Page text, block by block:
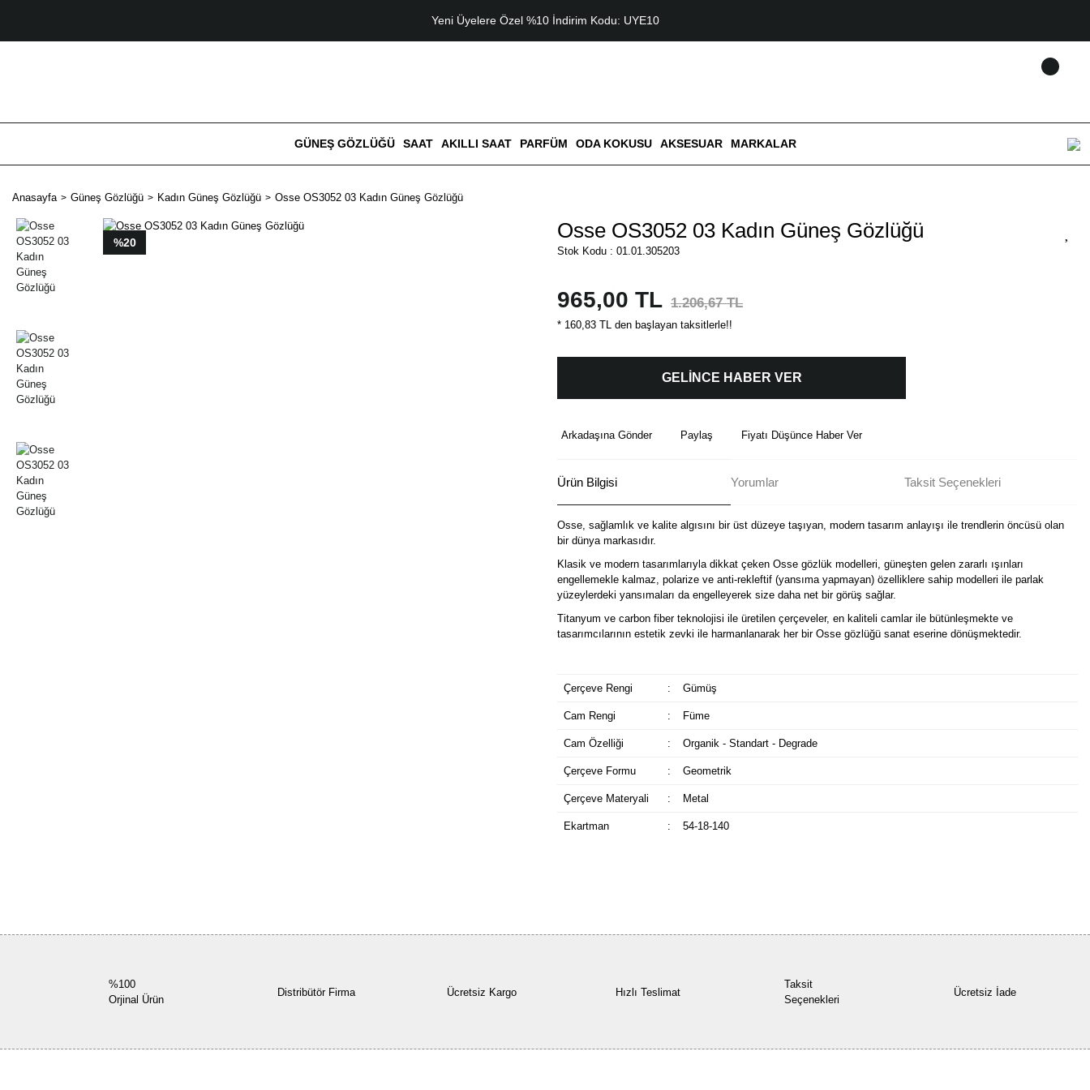
Yeni Üyelere Özel %10 İndirim Kodu: UYE10
GÜNEŞ GÖZLÜĞÜ SAAT AKILLI SAAT PARFÜM ODA KOKUSU AKSESUAR MARKALAR
Anasayfa Güneş Gözlüğü Kadın Güneş Gözlüğü Osse OS3052 03 Kadın Güneş Gözlüğü
%20 Osse OS3052 03 Kadın Güneş Gözlüğü
Stok Kodu : 01.01.305203
965,00 TL 1.206,67 TL
* 160,83 TL den başlayan taksitlerle!!
GELİNCE HABER VER
Arkadaşına Gönder Paylaş Fiyatı Düşünce Haber Ver
Ürün Bilgisi Yorumlar Taksit Seçenekleri
Osse, sağlamlık ve kalite algısını bir üst düzeye taşıyan, modern tasarım anlayışı ile trendlerin öncüsü olan
bir dünya markasıdır.
Klasik ve modern tasarımlarıyla dikkat çeken Osse gözlük modelleri, güneşten gelen zararlı ışınları
engellemekle kalmaz, polarize ve anti-rekleftif (yansıma yapmayan) özelliklere sahip modelleri ile parlak
yüzeylerdeki yansımaları da engelleyerek size daha net bir görüş sağlar.
Titanyum ve carbon fiber teknolojisi ile üretilen çerçeveler, en kaliteli camlar ile bütünleşmekte ve
tasarımcılarının estetik zevki ile harmanlanarak her bir Osse gözlüğü sanat eserine dönüşmektedir.
Çerçeve Rengi : Gümüş
Cam Rengi : Füme
Cam Özelliği : Organik - Standart - Degrade
Çerçeve Formu : Geometrik
Çerçeve Materyali : Metal
Ekartman : 54-18-140
%100
Orjinal Ürün
Distribütör Firma Ücretsiz Kargo Hızlı Teslimat
Taksit
Seçenekleri
Ücretsiz İade